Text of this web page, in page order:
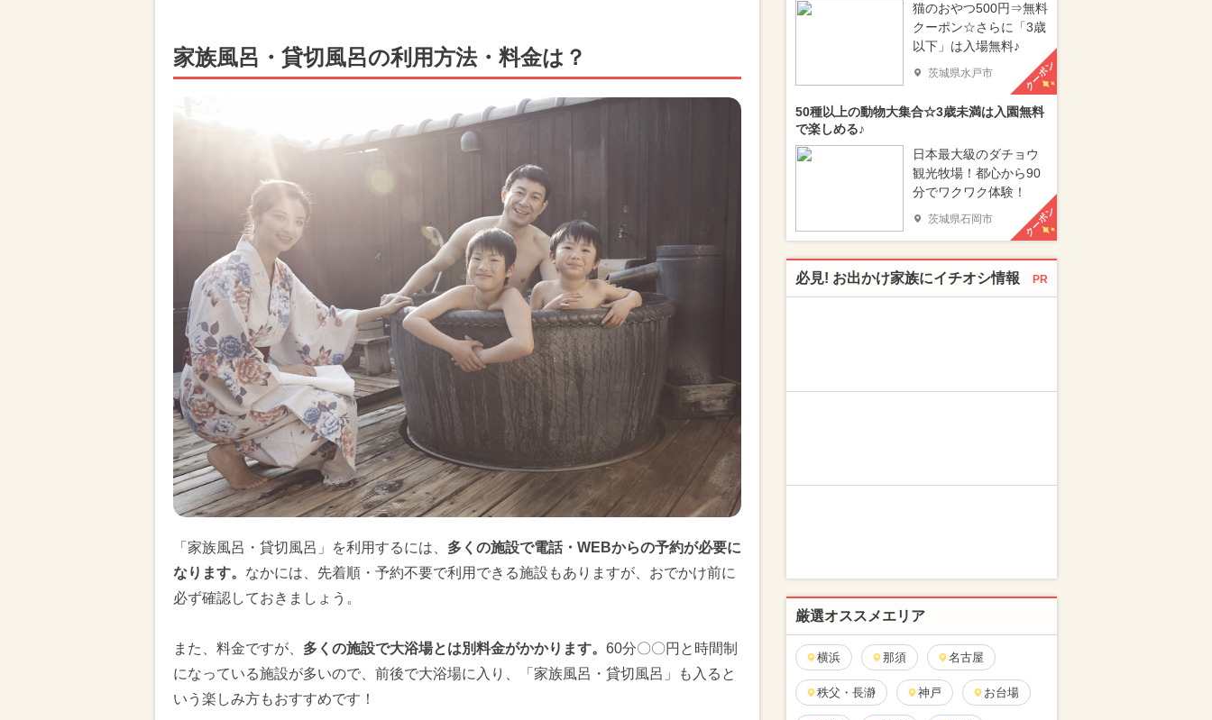
家族風呂・貸切風呂の利用方法・料金は？
「家族風呂・貸切風呂」を利用するには、 多くの施設で電話・WEBからの予約が必要に
なります。 なかには、先着順・予約不要で利用できる施設もありますが、おでかけ前に
必ず確認しておきましょう。
また、料金ですが、 多くの施設で大浴場とは別料金がかかります。 60分〇〇円と時間制
になっている施設が多いので、前後で大浴場に入り、「家族風呂・貸切風呂」も入ると
いう楽しみ方もおすすめです！
猫のおやつ500円⇒無料
クーポン☆さらに「3歳
以下」は入場無料♪
茨城県水戸市 クーポン
50種以上の動物大集合☆3歳未満は入園無料
で楽しめる♪
日本最大級のダチョウ
観光牧場！都心から90
分でワクワク体験！
茨城県石岡市 クーポン
必見! お出かけ家族にイチオシ情報 PR
厳選オススメエリア
横浜 那須 名古屋
秩父・長瀞 神戸 お台場